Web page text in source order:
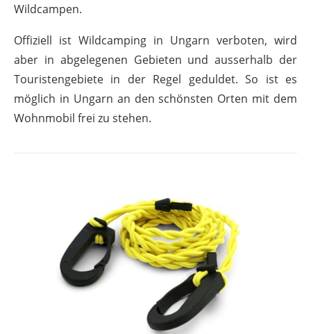
Wildcampen.
Offiziell ist Wildcamping in Ungarn verboten, wird
aber in abgelegenen Gebieten und ausserhalb der
Touristengebiete in der Regel geduldet. So ist es
möglich in Ungarn an den schönsten Orten mit dem
Wohnmobil frei zu stehen.